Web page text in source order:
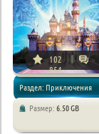
102
854
Раздел: Приключения
Размер: 6.50 GB